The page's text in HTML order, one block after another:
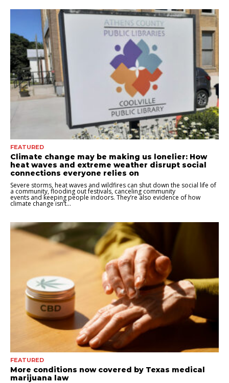
FEATURED
Climate change may be making us lonelier: How
heat waves and extreme weather disrupt social
connections everyone relies on
Severe storms, heat waves and wildfires can shut down the social life of
a community, flooding out festivals, canceling community
events and keeping people indoors. They’re also evidence of how
climate change isn’t...
FEATURED
More conditions now covered by Texas medical
marijuana law